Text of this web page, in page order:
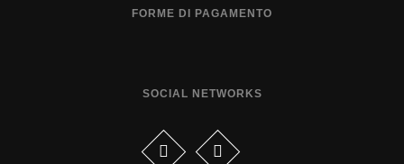
FORME DI PAGAMENTO
SOCIAL NETWORKS